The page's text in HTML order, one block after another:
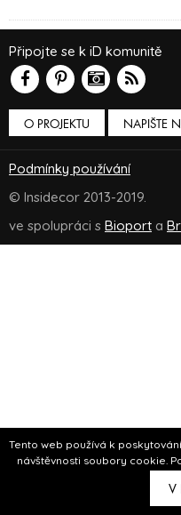
Tento web používá k
návštěvnosti soubory cookie.
V
O PROJEKTU NAPIŠTE
Připojte se k iD komunitě
Podmínky používání
© Insidecor 2013-2019.
ve spolupráci s Bioport a